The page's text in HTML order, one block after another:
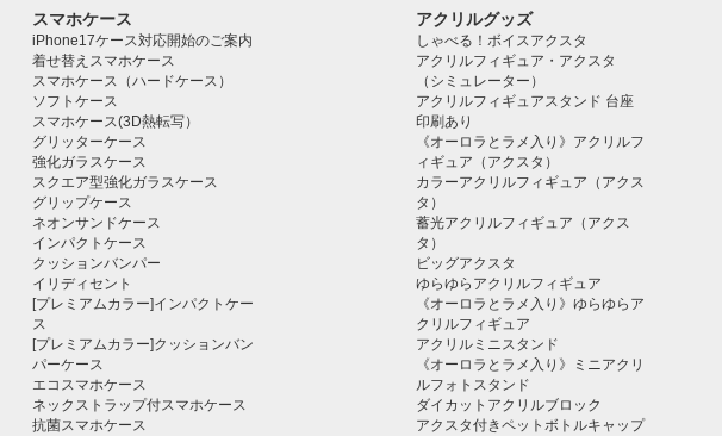
スマホケース
iPhone17ケース対応開始のご案内
着せ替えスマホケース
スマホケース（ハードケース）
ソフトケース
スマホケース(3D熱転写）
グリッターケース
強化ガラスケース
スクエア型強化ガラスケース
グリップケース
ネオンサンドケース
インパクトケース
クッションバンパー
イリディセント
[プレミアムカラー]インパクトケー
ス
[プレミアムカラー]クッションバン
パーケース
エコスマホケース
ネックストラップ付スマホケース
抗菌スマホケース
アクリルグッズ
しゃべる！ボイスアクスタ
アクリルフィギュア・アクスタ
（シミュレーター）
アクリルフィギュアスタンド 台座
印刷あり
《オーロラとラメ入り》アクリルフ
ィギュア（アクスタ）
カラーアクリルフィギュア（アクス
タ）
蓄光アクリルフィギュア（アクス
タ）
ビッグアクスタ
ゆらゆらアクリルフィギュア
《オーロラとラメ入り》ゆらゆらア
クリルフィギュア
アクリルミニスタンド
《オーロラとラメ入り》ミニアクリ
ルフォトスタンド
ダイカットアクリルブロック
アクスタ付きペットボトルキャップ